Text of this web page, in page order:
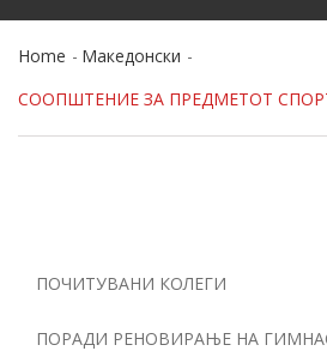
Home
Македонски
СООПШТЕНИЕ ЗА ПРЕДМЕТОТ
ПОЧИТУВАНИ КОЛЕГИ
ПОРАДИ РЕНОВИРАЊЕ НА